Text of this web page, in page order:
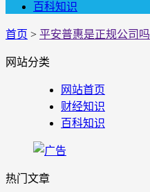
百科知识
首页 > 平安普惠是正规公司吗
网站分类
网站首页
财经知识
百科知识
热门文章